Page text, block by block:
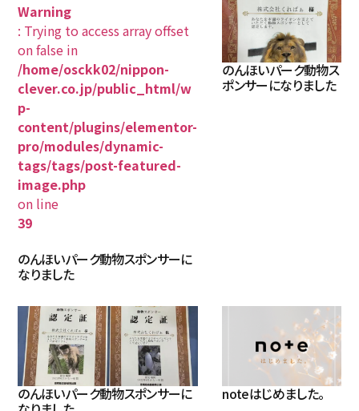
Warning
: Trying to access array offset
on false in
/home/osckk02/nippon-
clever.co.jp/public_html/w
p-
content/plugins/elementor-
pro/modules/dynamic-
tags/tags/post-featured-
image.php
on line
39
のんほいパーク動物スポンサーに
なりました
のんほいパーク動物ス
ポンサーになりました
のんほいパーク動物スポンサーに noteはじめました。